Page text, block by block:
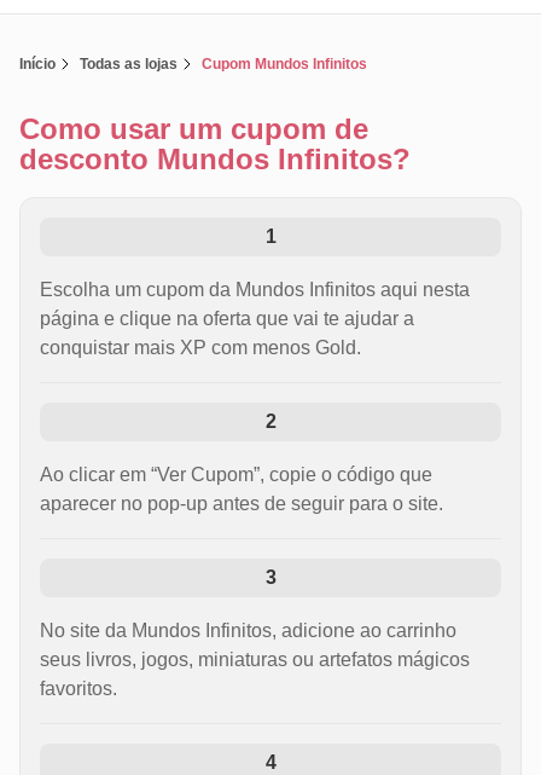
Início Todas as lojas Cupom Mundos Infinitos
Como usar um cupom de
desconto Mundos Infinitos?
1
Escolha um cupom da Mundos Infinitos aqui nesta
página e clique na oferta que vai te ajudar a
conquistar mais XP com menos Gold.
2
Ao clicar em “Ver Cupom”, copie o código que
aparecer no pop-up antes de seguir para o site.
3
No site da Mundos Infinitos, adicione ao carrinho
seus livros, jogos, miniaturas ou artefatos mágicos
favoritos.
4